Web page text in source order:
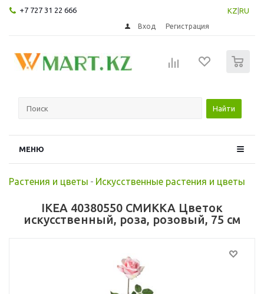
+7 727 31 22 666 KZ RU
Вход Регистрация
Найти
МЕНЮ
Растения и цветы - Искусственные растения и цветы
IKEA 40380550 СМИККА Цветок
искусственный, роза, розовый, 75 см